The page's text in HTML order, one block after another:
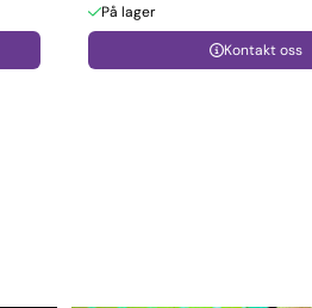
På lager
Kontakt oss